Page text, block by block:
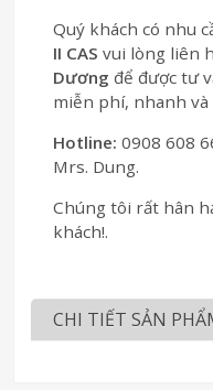
Quý khách có nhu
II CAS vui lòng liên
Dương để được tư
miễn phí, nhanh
Hotline: 0908 608
Mrs. Dung.
Chúng tôi rất hân
khách!.
CHI TIẾT SẢN